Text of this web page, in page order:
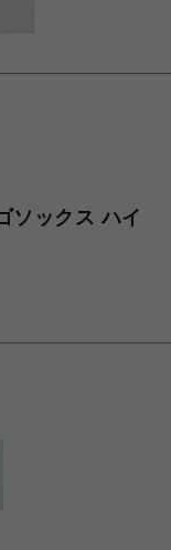
ックス ハイ